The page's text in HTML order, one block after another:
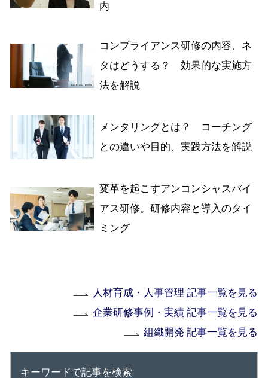
内
コンプライアンス研修の内容、ネ
タはどうする？ 効果的な実施方
法を解説
メンタリングとは？ コーチング
との違いや目的、実践方法を解説
変革を起こすアンコンシャスバイ
アス研修。研修内容と導入のタイ
ミング
人材育成・人事管理 記事一覧を見る
企業研修事例・実績 記事一覧を見る
組織開発 記事一覧を見る
キーワードで記事を検索